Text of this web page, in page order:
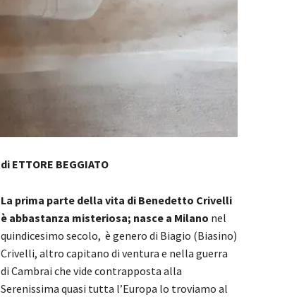
di ETTORE BEGGIATO
La prima parte della vita di Benedetto Crivelli
è abbastanza misteriosa; nasce a Milano nel
quindicesimo secolo, è genero di Biagio (Biasino)
Crivelli, altro capitano di ventura e nella guerra
di Cambrai che vide contrapposta alla
Serenissima quasi tutta l’Europa lo troviamo al